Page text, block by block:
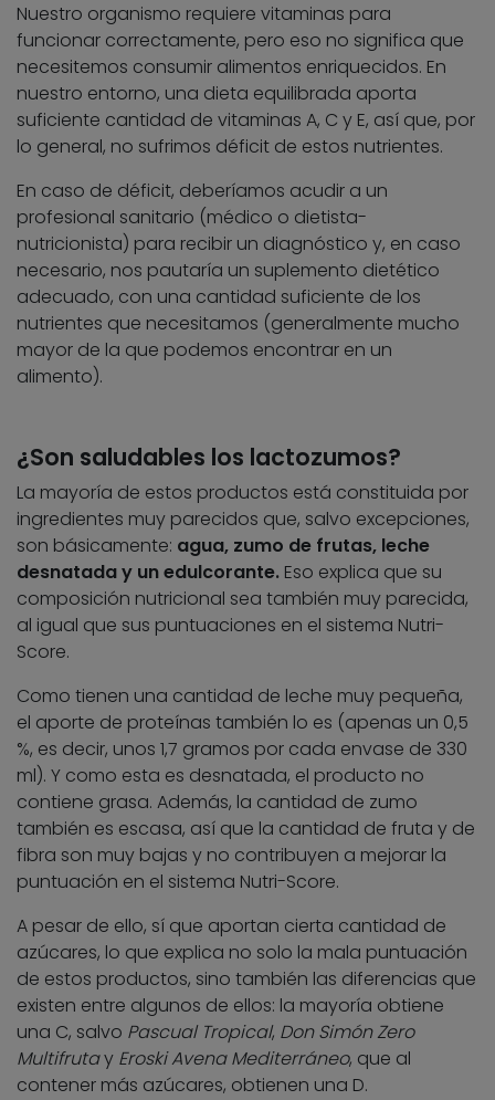
Nuestro organismo requiere vitaminas para
funcionar correctamente, pero eso no significa que
necesitemos consumir alimentos enriquecidos. En
nuestro entorno, una dieta equilibrada aporta
suficiente cantidad de vitaminas A, C y E, así que, por
lo general, no sufrimos déficit de estos nutrientes.
En caso de déficit, deberíamos acudir a un
profesional sanitario (médico o dietista-
nutricionista) para recibir un diagnóstico y, en caso
necesario, nos pautaría un suplemento dietético
adecuado, con una cantidad suficiente de los
nutrientes que necesitamos (generalmente mucho
mayor de la que podemos encontrar en un
alimento).
¿Son saludables los lactozumos?
La mayoría de estos productos está constituida por
ingredientes muy parecidos que, salvo excepciones,
son básicamente: agua, zumo de frutas, leche
desnatada y un edulcorante. Eso explica que su
composición nutricional sea también muy parecida,
al igual que sus puntuaciones en el sistema Nutri-
Score.
Como tienen una cantidad de leche muy pequeña,
el aporte de proteínas también lo es (apenas un 0,5
%, es decir, unos 1,7 gramos por cada envase de 330
ml). Y como esta es desnatada, el producto no
contiene grasa. Además, la cantidad de zumo
también es escasa, así que la cantidad de fruta y de
fibra son muy bajas y no contribuyen a mejorar la
puntuación en el sistema Nutri-Score.
A pesar de ello, sí que aportan cierta cantidad de
azúcares, lo que explica no solo la mala puntuación
de estos productos, sino también las diferencias que
existen entre algunos de ellos: la mayoría obtiene
una C, salvo Pascual Tropical, Don Simón Zero
Multifrutay Eroski Avena Mediterráneo, que al
contener más azúcares, obtienen una D.